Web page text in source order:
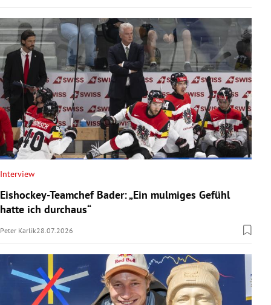
Interview
Eishockey-Teamchef Bader: „Ein mulmiges Gefühl
hatte ich durchaus“
Peter Karlik28.07.2026